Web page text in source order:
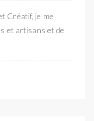
Créatif, je me
et artisans et de